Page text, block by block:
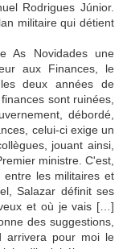
Rodrigues Júnior.
militaire qui détient
As Novidades une
aux Finances, le
deux années de
sont ruinées,
débordé,
celui-ci exige un
jouant ainsi,
ministre. C'est,
entre les militaires et
Salazar définit ses
et où je vais […]
des suggestions,
arrivera pour moi le